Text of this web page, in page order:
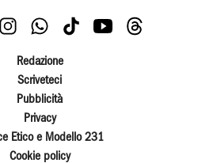
Redazione
Scriveteci
Pubblicità
Privacy
Etico e Modello 231
Cookie policy